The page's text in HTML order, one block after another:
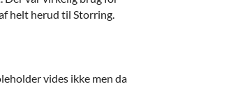
helt herud til Storring.
vides ikke men da